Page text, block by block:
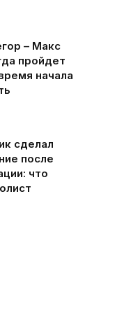
– Макс
пройдет
начала
сделал
после
что